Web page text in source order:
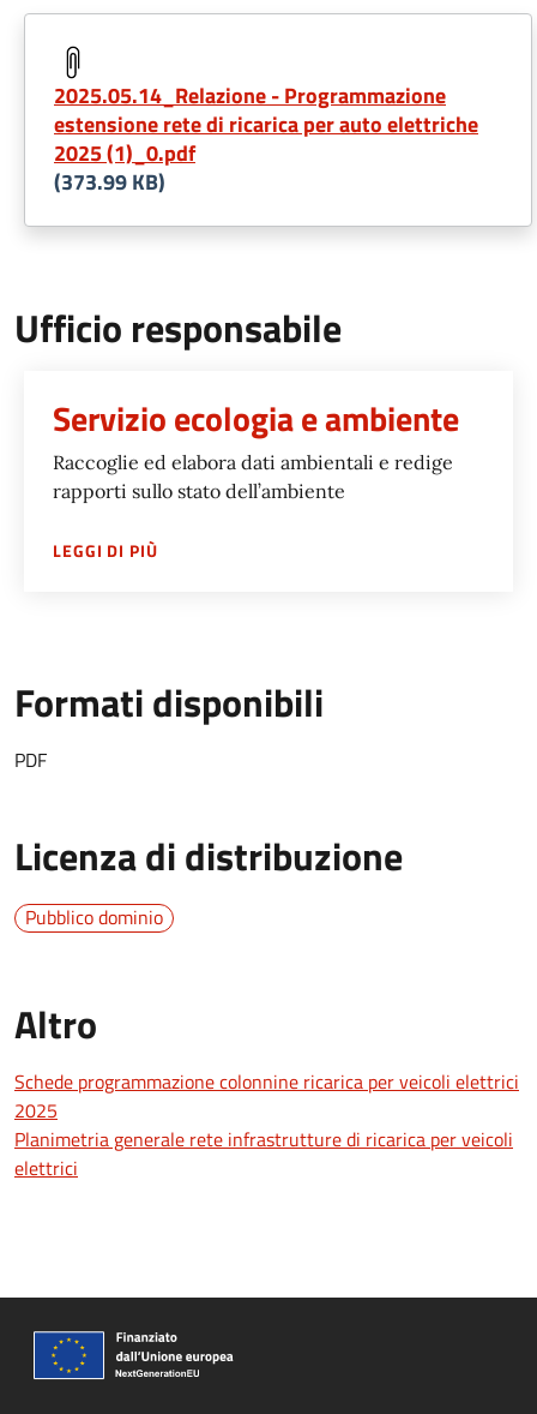
2025.05.14_Relazione - Programmazione
estensione rete di ricarica per auto elettriche
2025 (1)_0.pdf
(373.99 KB)
Ufficio responsabile
Servizio ecologia e ambiente
Raccoglie ed elabora dati ambientali e redige
rapporti sullo stato dell’ambiente
LEGGI DI PIÙSU
Formati disponibili
PDF
Licenza di distribuzione
Pubblico dominio
Altro
Schede programmazione colonnine ricarica per veicoli elettrici
2025
Planimetria generale rete infrastrutture di ricarica per veicoli
elettrici